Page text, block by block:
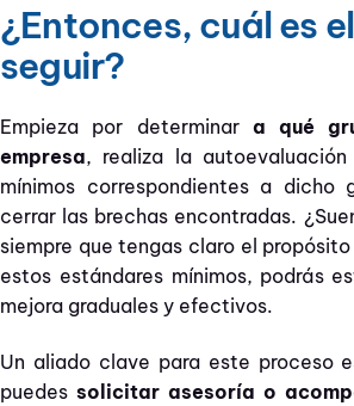
¿Entonces, cuál es
seguir?
Empieza por determinar a qué
empresa, realiza la
mínimos correspondientes a dicho
cerrar las brechas encontradas.
siempre que tengas claro el
estos estándares mínimos, podrás
mejora graduales y efectivos.
Un aliado clave para este proceso
puedes solicitar asesoría o